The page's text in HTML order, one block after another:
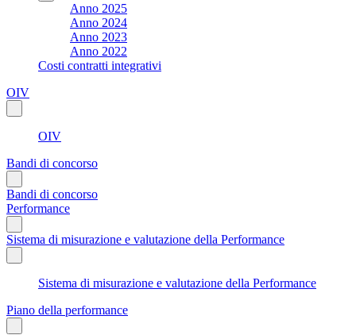
Anno 2025
Anno 2024
Anno 2023
Anno 2022
Costi contratti integrativi
OIV
OIV
Bandi di concorso
Bandi di concorso
Performance
Sistema di misurazione e valutazione della Performance
Sistema di misurazione e valutazione della Performance
Piano della performance